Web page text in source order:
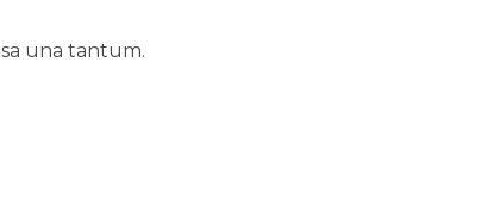
una tantum.